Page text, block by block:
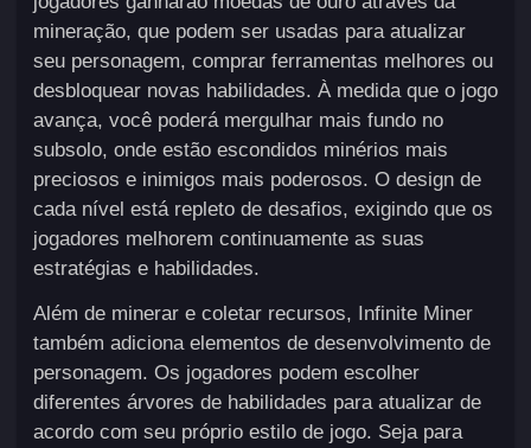
mineração, que podem ser usadas para atualizar
seu personagem, comprar ferramentas melhores ou
desbloquear novas habilidades. À medida que o jogo
avança, você poderá mergulhar mais fundo no
subsolo, onde estão escondidos minérios mais
preciosos e inimigos mais poderosos. O design de
cada nível está repleto de desafios, exigindo que os
jogadores melhorem continuamente as suas
estratégias e habilidades.
Além de minerar e coletar recursos, Infinite Miner
também adiciona elementos de desenvolvimento de
personagem. Os jogadores podem escolher
diferentes árvores de habilidades para atualizar de
acordo com seu próprio estilo de jogo. Seja para